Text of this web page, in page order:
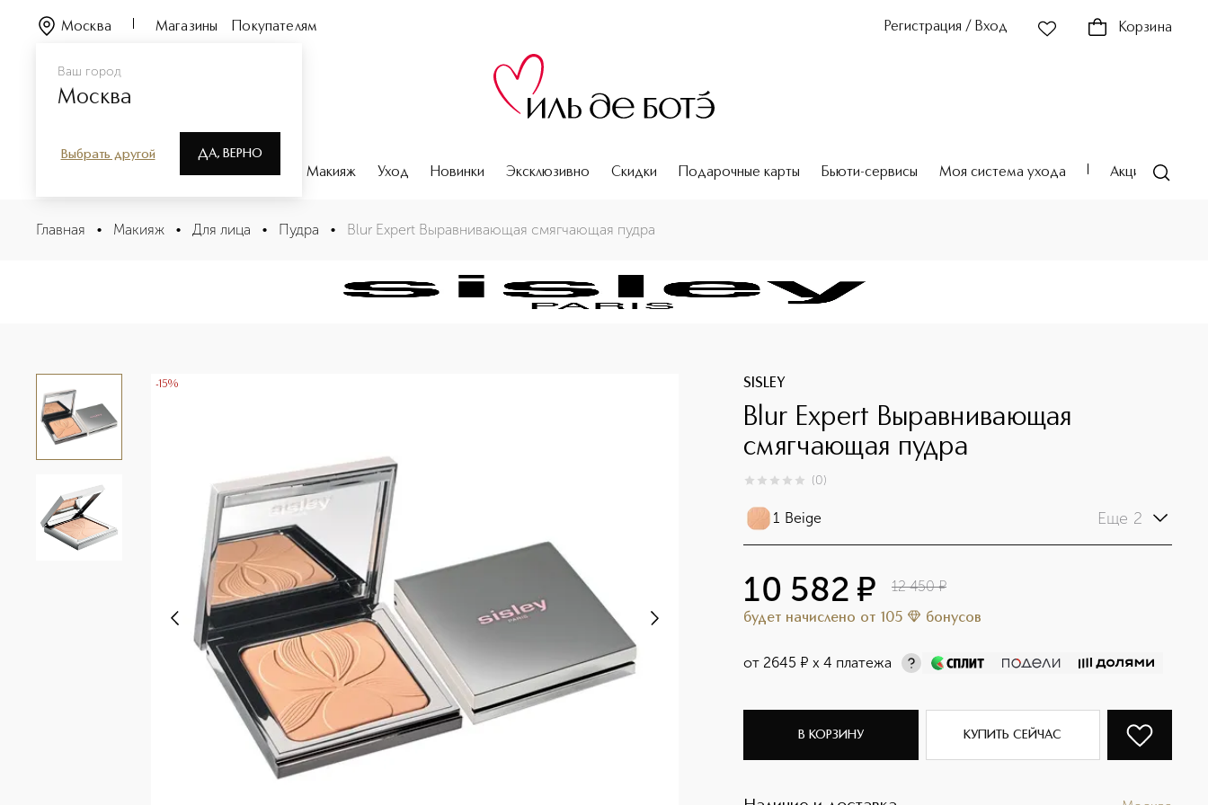
Ваш город
Москва
Выбрать другой ДА, ВЕРНО
Москва Магазины Покупателям Регистрация / Вход Корзина
Парфюмерия Макияж Уход Новинки Эксклюзивно Скидки Подарочные карты Бьюти-сервисы Моя система ухода Акции
Blur Expert Выравнивающая смягчающая пудра
Описание
Главная • Макияж • Для лица • Пудра • Blur Expert Выравнивающая смягчающая пудра
-15% SISLEY
Blur Expert Выравнивающая
смягчающая пудра
0из 0 (0)
1 Beige Еще 2
10 582 ¤ 12 450 ¤
будет начислено от 105 бонусов
от 2645 ¤ х 4 платежа
В КОРЗИНУ КУПИТЬ СЕЙЧАС